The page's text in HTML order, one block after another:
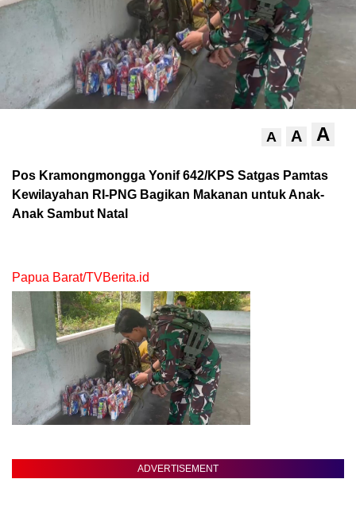
A A A
Pos Kramongmongga Yonif 642/KPS Satgas Pamtas
Kewilayahan RI-PNG Bagikan Makanan untuk Anak-
Anak Sambut Natal
Papua Barat/TVBerita.id
ADVERTISEMENT